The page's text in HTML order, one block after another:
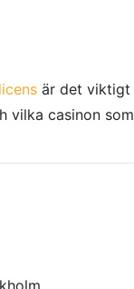
är det viktigt
vilka casinon som